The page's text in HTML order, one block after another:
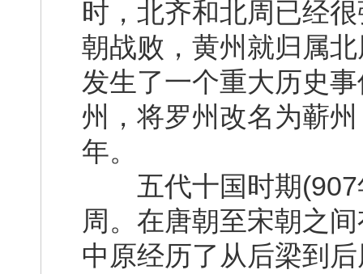
时，北齐和北周已经
朝战败，黄州就归属
发生了一个重大历史
州，将罗州改名为蕲
年。
五代十国时期(907
周。在唐朝至宋朝之
中原经历了从后梁到